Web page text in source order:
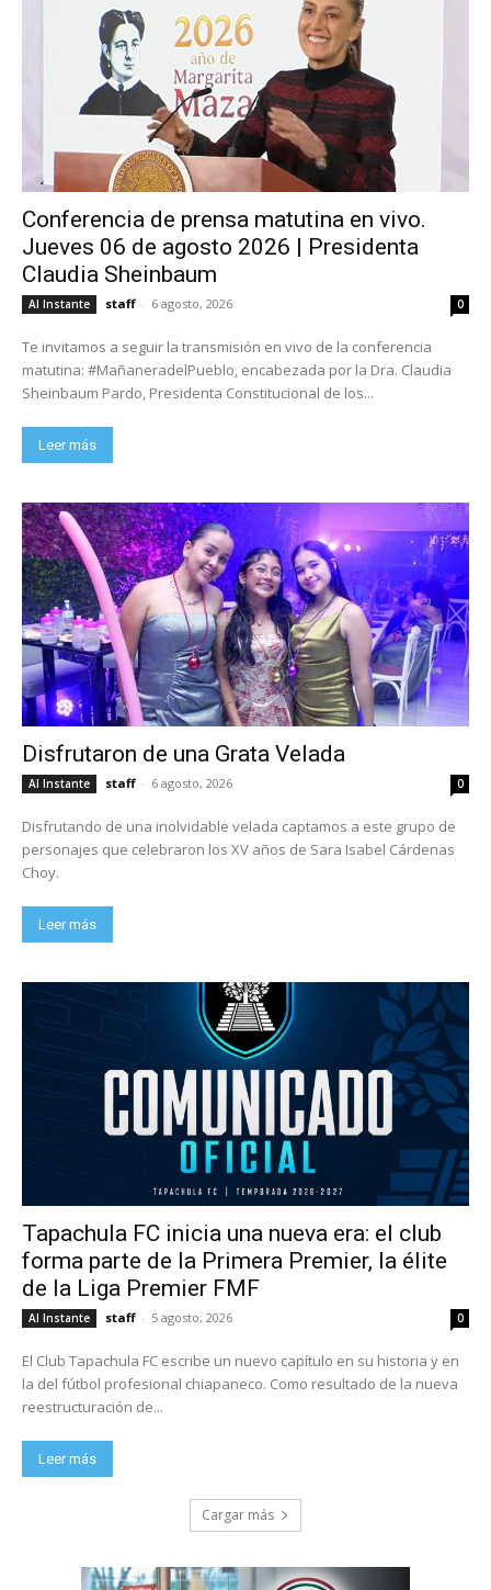
Conferencia de prensa matutina en vivo.
Jueves 06 de agosto 2026 | Presidenta
Claudia Sheinbaum
Al Instante staff - 6 agosto, 2026 0
Te invitamos a seguir la transmisión en vivo de la conferencia
matutina: #MañaneradelPueblo, encabezada por la Dra. Claudia
Sheinbaum Pardo, Presidenta Constitucional de los...
Leer más
Disfrutaron de una Grata Velada
Al Instante staff - 6 agosto, 2026 0
Disfrutando de una inolvidable velada captamos a este grupo de
personajes que celebraron los XV años de Sara Isabel Cárdenas
Choy.
Leer más
Tapachula FC inicia una nueva era: el club
forma parte de la Primera Premier, la élite
de la Liga Premier FMF
Al Instante staff - 5 agosto, 2026 0
El Club Tapachula FC escribe un nuevo capítulo en su historia y en
la del fútbol profesional chiapaneco. Como resultado de la nueva
reestructuración de...
Leer más
Cargar más